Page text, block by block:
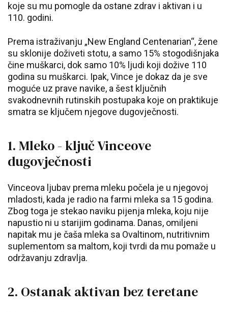
koje su mu pomogle da ostane zdrav i aktivan i u
110. godini.
Prema istraživanju „New England Centenarian“, žene
su sklonije doživeti stotu, a samo 15% stogodišnjaka
čine muškarci, dok samo 10% ljudi koji dožive 110
godina su muškarci. Ipak, Vince je dokaz da je sve
moguće uz prave navike, a šest ključnih
svakodnevnih rutinskih postupaka koje on praktikuje
smatra se ključem njegove dugovječnosti.
1. Mleko - ključ Vinceove
dugovječnosti
Vinceova ljubav prema mleku počela je u njegovoj
mladosti, kada je radio na farmi mleka sa 15 godina.
Zbog toga je stekao naviku pijenja mleka, koju nije
napustio ni u starijim godinama. Danas, omiljeni
napitak mu je čaša mleka sa Ovaltinom, nutritivnim
suplementom sa maltom, koji tvrdi da mu pomaže u
održavanju zdravlja.
2. Ostanak aktivan bez teretane